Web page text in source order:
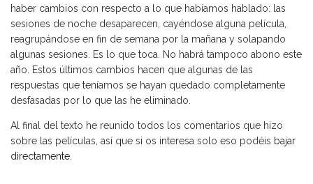
haber cambios con respecto a lo que habíamos hablado: las
sesiones de noche desaparecen, cayéndose alguna película,
reagrupándose en fin de semana por la mañana y solapando
algunas sesiones. Es lo que toca. No habrá tampoco abono este
año. Estos últimos cambios hacen que algunas de las
respuestas que teníamos se hayan quedado completamente
desfasadas por lo que las he eliminado.
Al final del texto he reunido todos los comentarios que hizo
sobre las películas, así que si os interesa solo eso podéis bajar
directamente